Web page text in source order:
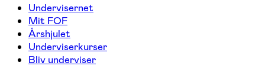
Undervisernet
Mit FOF
Årshjulet
Underviserkurser
Bliv underviser